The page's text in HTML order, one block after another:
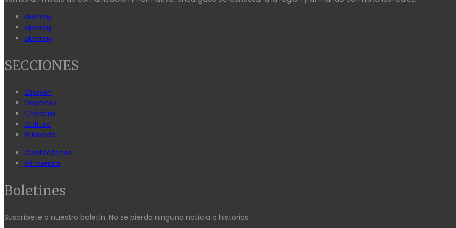
dummy
dummy
dummy
SECCIONES
Opinión
Deportes
Crónicas
Cultura
El Mundo
Contáctenos
Mi cuenta
Boletines
Suscríbete a nuestro boletín. No se pierda ninguna noticia o historias.